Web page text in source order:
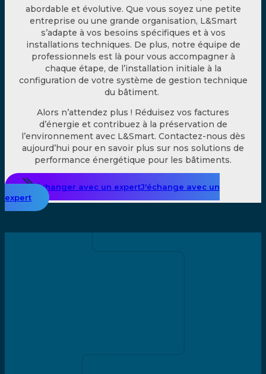
abordable et évolutive. Que vous soyez une petite
entreprise ou une grande organisation, L&Smart
s’adapte à vos besoins spécifiques et à vos
installations techniques. De plus, notre équipe de
professionnels est là pour vous accompagner à
chaque étape, de l’installation initiale à la
configuration de votre système de gestion technique
du bâtiment.
Alors n’attendez plus ! Réduisez vos factures
d’énergie et contribuez à la préservation de
l’environnement avec L&Smart. Contactez-nous dès
aujourd’hui pour en savoir plus sur nos solutions de
performance énergétique pour les bâtiments.
Échanger avec un expertJ'échange avec un
expert